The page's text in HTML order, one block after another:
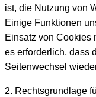
ist, die Nutzung von
Einige Funktionen
Einsatz von Cookies
es erforderlich, dass
Seitenwechsel
2. Rechtsgrundlage